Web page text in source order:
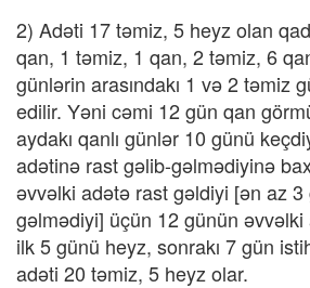
2) Adəti 17 təmiz, 5 heyz olan
qan, 1 təmiz, 1 qan, 2 təmiz, 6
günlərin arasındakı 1 və 2 təmiz
edilir. Yəni cəmi 12 gün qan
aydakı qanlı günlər 10 günü
adətinə rast gəlib-gəlmədiyinə
əvvəlki adətə rast gəldiyi [ən az 3
gəlmədiyi] üçün 12 günün
ilk 5 günü heyz, sonrakı 7 gün
adəti 20 təmiz, 5 heyz olar.